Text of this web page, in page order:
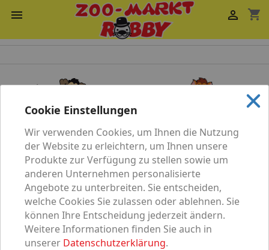
 shopping_cart

Hund Katze
Vögel Nagetier
Cookie Einstellungen
Wir verwenden Cookies, um Ihnen die Nutzung
der Website zu erleichtern, um Ihnen unsere
Produkte zur Verfügung zu stellen sowie um
anderen Unternehmen personalisierte
Angebote zu unterbreiten. Sie entscheiden,
welche Cookies Sie zulassen oder ablehnen. Sie
können Ihre Entscheidung jederzeit ändern.
Weitere Informationen finden Sie auch in
unserer Datenschutzerklärung.